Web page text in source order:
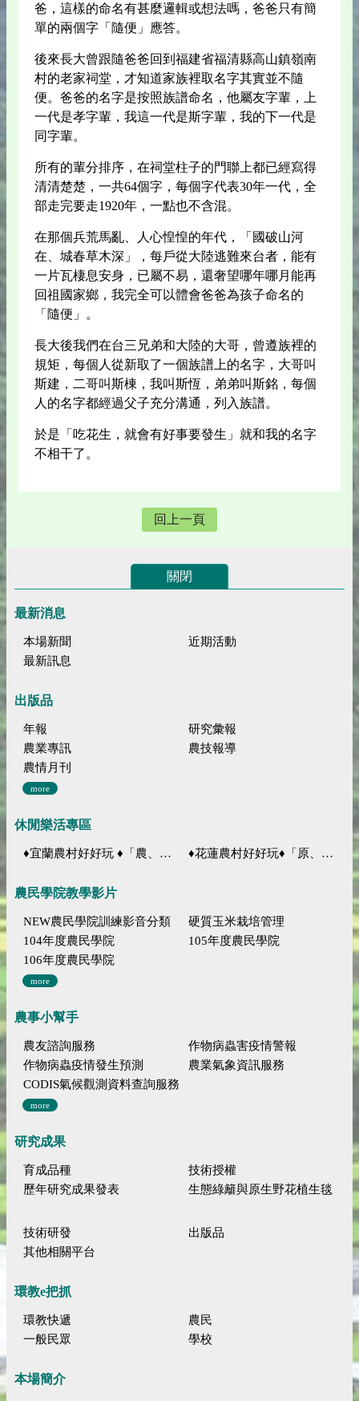
爸，這樣的命名有甚麼邏輯或想法嗎，爸爸只有簡
單的兩個字「隨便」應答。
後來長大曾跟隨爸爸回到福建省福清縣高山鎮嶺南
村的老家祠堂，才知道家族裡取名字其實並不隨
便。爸爸的名字是按照族譜命名，他屬友字輩，上
一代是孝字輩，我這一代是斯字輩，我的下一代是
同字輩。
所有的輩分排序，在祠堂柱子的門聯上都已經寫得
清清楚楚，一共64個字，每個字代表30年一代，全
部走完要走1920年，一點也不含混。
在那個兵荒馬亂、人心惶惶的年代，「國破山河
在、城春草木深」，每戶從大陸逃難來台者，能有
一片瓦棲息安身，已屬不易，還奢望哪年哪月能再
回祖國家鄉，我完全可以體會爸爸為孩子命名的
「隨便」。
長大後我們在台三兄弟和大陸的大哥，曾遵族裡的
規矩，每個人從新取了一個族譜上的名字，大哥叫
斯建，二哥叫斯棟，我叫斯恆，弟弟叫斯銘，每個
人的名字都經過父子充分溝通，列入族譜。
於是「吃花生，就會有好事要發生」就和我的名字
不相干了。
回上一頁
關閉
最新消息
本場新聞
近期活動
最新訊息
出版品
年報
研究彙報
農業專訊
農技報導
農情月刊
more
休閒樂活專區
♦宜蘭農村好好玩 ♦「農、藝、山、水」四條遊程推薦 ♦花蓮農村好好玩♦「原、生、慢、活」四條遊程推薦
農民學院教學影片
NEW農民學院訓練影音分類
硬質玉米栽培管理
104年度農民學院
105年度農民學院
106年度農民學院
more
農事小幫手
農友諮詢服務
作物病蟲害疫情警報
作物病蟲疫情發生預測
農業氣象資訊服務
CODIS氣候觀測資料查詢服務
more
研究成果
育成品種
技術授權
歷年研究成果發表
生態綠籬與原生野花植生毯
技術研發
出版品
其他相關平台
環教e把抓
環教快遞
農民
一般民眾
學校
本場簡介